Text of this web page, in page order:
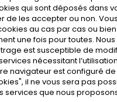
qui sont déposés dans
de les accepter ou non.
au cas par cas ou
une fois pour toutes.
est susceptible de
nécessitant
navigateur est configuré
il ne vous sera pas
services que nous